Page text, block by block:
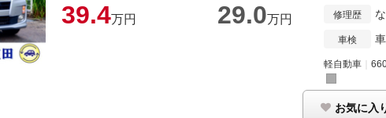
39.4万円 29.0万円 修理歴
車検
軽自動車 ｜
お気に入